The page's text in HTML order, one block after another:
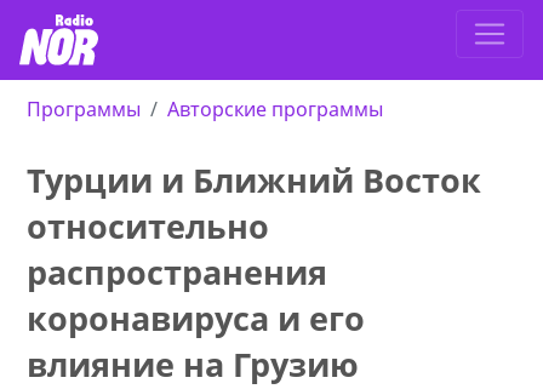
Программы Авторские программы
Турции и Ближний Восток
относительно
распространения
коронавируса и его
влияние на Грузию